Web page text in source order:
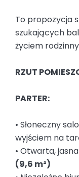
To propozycja
szukających
życiem
RZUT
PARTER:
• Słoneczny
wyjściem na
• Otwarta,
(9,6 m²)